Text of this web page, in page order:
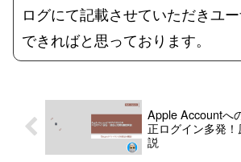
ログにて記載させていただきユ
できればと思っております。
Apple Accountへ
正ログイン多発
説